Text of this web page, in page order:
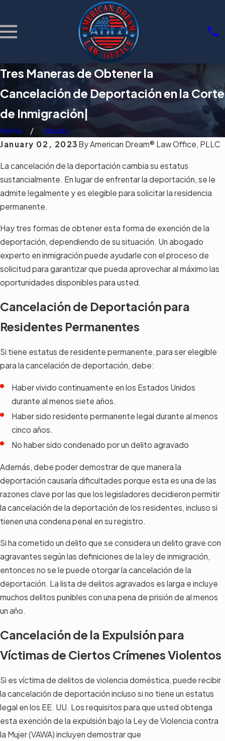
Tres Maneras de Obtener la
Cancelación de Deportación en la Corte
de Inmigración|
Home
January
January 02, 2023 ByAmerican Dream® Law Office, PLLC
La cancelación de la deportación cambia su estatus
sustancialmente. En lugar de enfrentar la deportación, se le
admite legalmente y es elegible para solicitar la residencia
permanente.
Hay tres formas de obtener esta forma de exención de la
deportación, dependiendo de su situación. Un abogado
experto en inmigración puede ayudarle con el proceso de
solicitud para garantizar que pueda aprovechar al máximo las
oportunidades disponibles para usted.
Cancelación de Deportación para
Residentes Permanentes
Si tiene estatus de residente permanente, para ser elegible
para la cancelación de deportación, debe:
Haber vivido continuamente en los Estados Unidos
durante al menos siete años.
Haber sido residente permanente legal durante al menos
cinco años.
No haber sido condenado por un delito agravado
Además, debe poder demostrar de que manera la
deportación causaría dificultades porque esta es una de las
razones clave por las que los legisladores decidieron permitir
la cancelación de la deportación de los residentes, incluso si
tienen una condena penal en su registro.
Si ha cometido un delito que se considera un delito grave con
agravantes según las definiciones de la ley de inmigración,
entonces no se le puede otorgar la cancelación de la
deportación. La lista de delitos agravados es larga e incluye
muchos delitos punibles con una pena de prisión de al menos
un año.
Cancelación de la Expulsión para
Víctimas de Ciertos Crímenes Violentos
Si es víctima de delitos de violencia doméstica, puede recibir
la cancelación de deportación incluso si no tiene un estatus
legal en los EE. UU. Los requisitos para que usted obtenga
esta exención de la expulsión bajo la Ley de Violencia contra
la Mujer (VAWA) incluyen demostrar que